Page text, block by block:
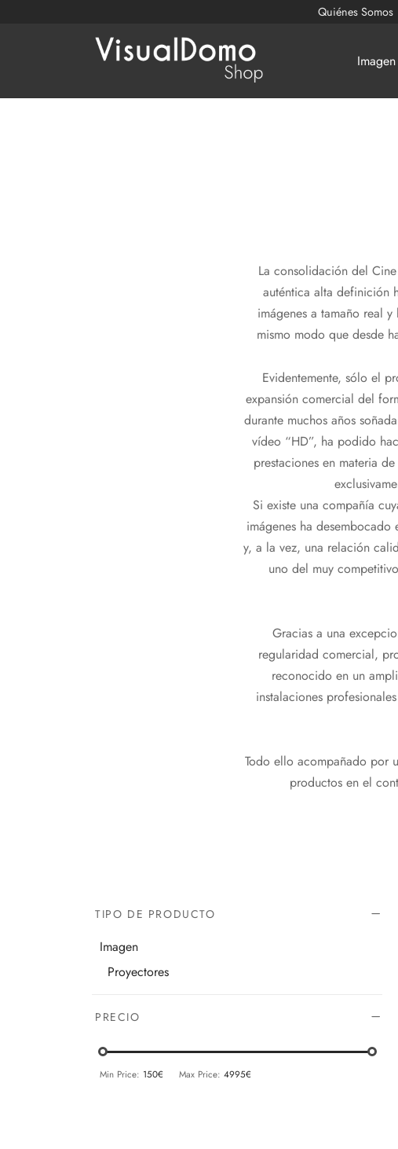
Quiénes Somos
Imagen
La consolidación del
auténtica alta definición
imágenes a tamaño real
mismo modo que desde
Evidentemente, sólo el
expansión comercial del
durante muchos años
vídeo “HD”, ha podido
prestaciones en materia
Si existe una compañía
imágenes ha
y, a la vez, una relación
uno del muy
Gracias a una
regularidad comercial,
reconocido en un
instalaciones
Todo ello acompañado por
productos en el
TIPO DE PRODUCTO
Imagen
Proyectores
PRECIO
Min Price: 150€ Max Price: 4995€